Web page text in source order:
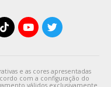
e as cores apresentadas
com a configuração do
válidos exclusivamente